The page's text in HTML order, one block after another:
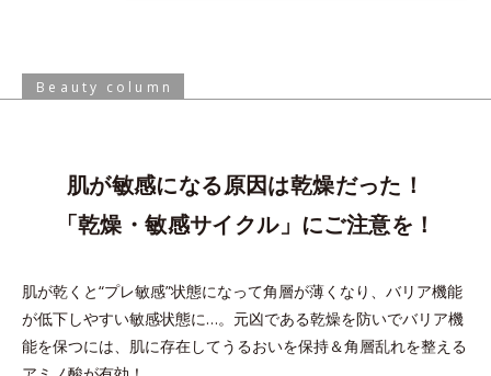
Beauty column
肌が敏感になる原因は乾燥だった！
「乾燥・敏感サイクル」にご注意を！
肌が乾くと“プレ敏感”状態になって角層が薄くなり、バリア機能
が低下しやすい敏感状態に…。 元凶である乾燥を防いでバリア機
能を保つには、肌に存在してうるおいを保持＆角層乱れを整える